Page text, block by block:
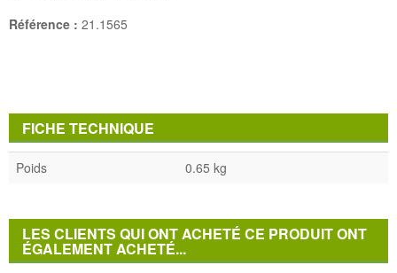
Référence : 21.1565
FICHE TECHNIQUE
Poids 0.65 kg
LES CLIENTS QUI ONT ACHETÉ CE PRODUIT ONT
ÉGALEMENT ACHETÉ...